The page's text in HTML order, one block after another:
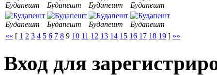
Будапешт Будапешт Будапешт Будапешт
Будапешт Будапешт Будапешт
Будапешт
«« [ 1 2 3 4 5 6 7 8 9 10 11 12 13 14 15 16 17 18 19 ] »»
Вход для